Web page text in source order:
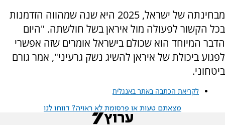
מבחינתה של ישראל, 2025 היא שנה שמהווה הזדמנות
בכל הקשור לפעולה מול איראן בשל חולשתה. "היום
הדבר המיוחד הוא שכולם בישראל אומרים שזה אפשרי
לפגוע ביכולת של איראן להשיג נשק גרעיני", אמר גורם
ביטחוני.
לקריאת הכתבה באתר באנגלית
מצאתם טעות או פרסומת לא ראויה? דווחו לנו